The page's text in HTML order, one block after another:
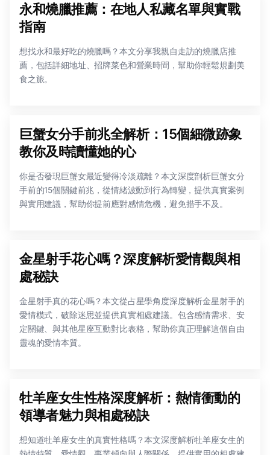
永和燒臘推薦：在地人私藏名單與實戰
指南
想找永和最好吃的燒臘嗎？本文分享我親自走訪的燒臘店推
薦，包括詳細地址、招牌菜色和營業時間，幫助你輕鬆規劃美
食之旅。
巨蟹女分手前兆全解析：15個細微跡象
教你及時讀懂她的心
你是否發現巨蟹女最近變得冷淡疏離？本文深度剖析巨蟹女分
手前的15個關鍵前兆，從情緒波動到行為轉變，提供真實案例
與實用建議，幫助你提前應對感情危機，避免措手不及。
金星射手花心嗎？深度解析愛情觀與相
處秘訣
金星射手真的花心嗎？本文從占星學角度深度解析金星射手的
愛情模式，破除迷思並提供真實相處建議。包含感情需求、安
定關鍵、與其他星座互動對比表格，幫助你真正理解這個自由
靈魂的愛情本質。
牡羊座女生性格深度解析：熱情衝動的
領導者魅力與相處秘訣
想知道牡羊座女生的真實性格嗎？本文深度解析牡羊座女生的